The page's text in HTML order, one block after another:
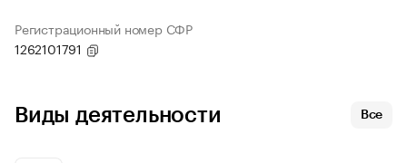
Регистрационный номер СФР
1262101791
Виды деятельности Все